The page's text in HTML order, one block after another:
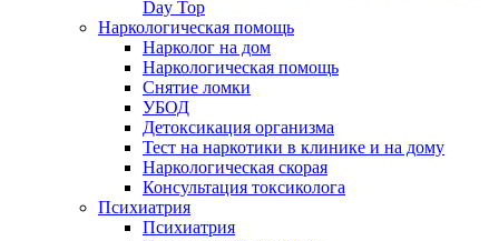
Day Top
Наркологическая помощь
Нарколог на дом
Наркологическая помощь
Снятие ломки
УБОД
Детоксикация организма
Тест на наркотики в клинике и на дому
Наркологическая скорая
Консультация токсиколога
Психиатрия
Психиатрия